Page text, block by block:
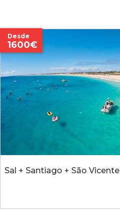
Sal + Santiago + São Vicente
Desde
1600€